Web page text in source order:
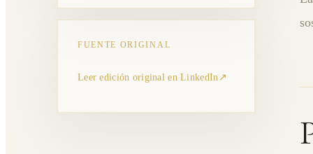
FUENTE ORIGINAL
Leer edición original en LinkedIn ↗